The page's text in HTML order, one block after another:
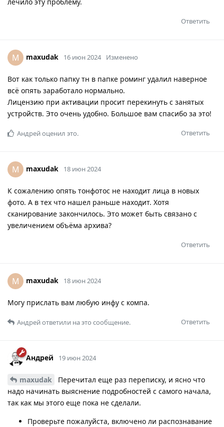
Ответить
M maxudak 16 июн 2024 Изменено
Вот как только папку тн в папке роминг удалил наверное
всё опять заработало нормально.
Лицензию при активации просит перекинуть с занятых
устройств. Это очень удобно. Большое вам спасибо за это!
Ответить
Андрейоценил это.
M maxudak 18 июн 2024
К сожалению опять тонфотос не находит лица в новых
фото. А в тех что нашел раньше находит. Хотя
сканирование закончилось. Это может быть связано с
увеличением объёма архива?
Ответить
M maxudak 18 июн 2024
Могу прислать вам любую инфу с компа.
Ответить
Андрейответили на это сообщение.
Андрей 19 июн 2024
maxudak
Перечитал еще раз переписку, и ясно что
надо начинать выяснение подробностей с самого начала,
так как мы этого еще пока не сделали.
Проверьте пожалуйста, включено ли распознавание